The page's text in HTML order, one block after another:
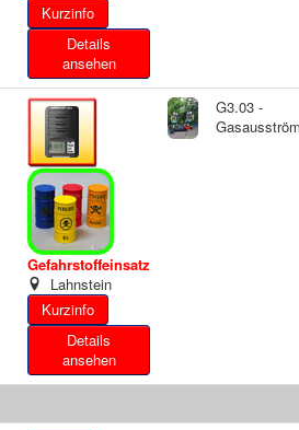
Details
ansehen
Gefahrstoffeinsatz
Lahnstein
Details
ansehen
G3.03 -